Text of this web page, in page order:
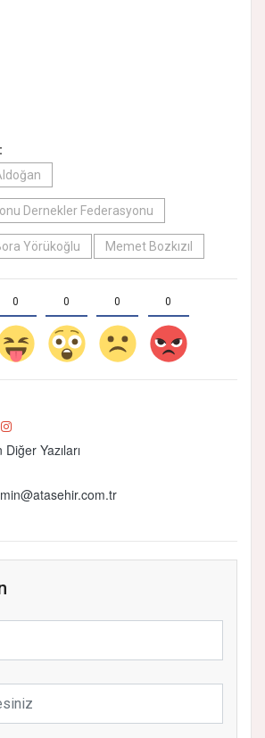
Dernekler Federasyonu
Yörükoğlu Memet Bozkızıl
0 0 0 0
Yazıları